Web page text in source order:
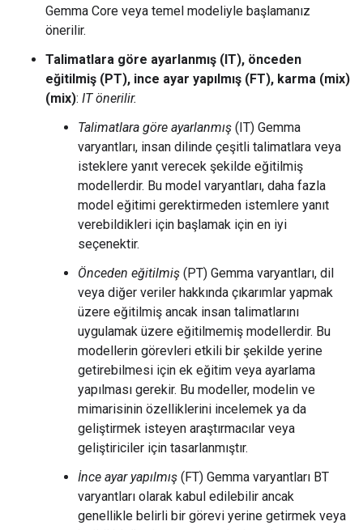
Gemma Core veya temel modeliyle başlamanız
önerilir.
Talimatlara göre ayarlanmış (IT), önceden
eğitilmiş (PT), ince ayar yapılmış (FT), karma (mix)
(mix): IT önerilir.
Talimatlara göre ayarlanmış (IT) Gemma
varyantları, insan dilinde çeşitli talimatlara veya
isteklere yanıt verecek şekilde eğitilmiş
modellerdir. Bu model varyantları, daha fazla
model eğitimi gerektirmeden istemlere yanıt
verebildikleri için başlamak için en iyi
seçenektir.
Önceden eğitilmiş (PT) Gemma varyantları, dil
veya diğer veriler hakkında çıkarımlar yapmak
üzere eğitilmiş ancak insan talimatlarını
uygulamak üzere eğitilmemiş modellerdir. Bu
modellerin görevleri etkili bir şekilde yerine
getirebilmesi için ek eğitim veya ayarlama
yapılması gerekir. Bu modeller, modelin ve
mimarisinin özelliklerini incelemek ya da
geliştirmek isteyen araştırmacılar veya
geliştiriciler için tasarlanmıştır.
İnce ayar yapılmış (FT) Gemma varyantları BT
varyantları olarak kabul edilebilir ancak
genellikle belirli bir görevi yerine getirmek veya